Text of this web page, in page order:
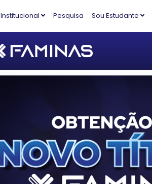
Institucional Pesquisa Sou Estudante